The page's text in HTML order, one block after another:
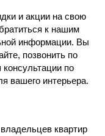
и акции на свою
к нашим
информации. Вы
позвонить по
по
вашего интерьера.
квартир